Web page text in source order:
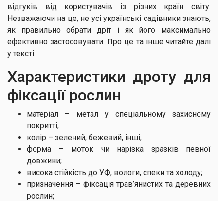
відгуків від користувачів із різних країн світу.
Незважаючи на це, не усі українські садівники знають,
як правильно обрати дріт і як його максимально
ефективно застосовувати. Про це та інше читайте далі
у тексті.
Характеристики дроту для
фіксації рослин
матеріал – метал у спеціальному захисному
покритті;
колір – зелений, бежевий, інші;
форма – моток чи нарізка зразків певної
довжини;
висока стійкість до УФ, вологи, спеки та холоду;
призначення – фіксація трав’янистих та деревних
рослин;